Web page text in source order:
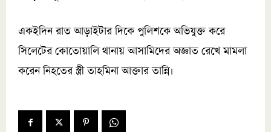
একইদিন রাত আড়াইটার দিকে পুলিশকে অভিযুক্ত করে
সিলেটের কোতোয়ালি থানায় আসামিদের অজ্ঞাত রেখে মামলা
করেন নিহতের স্ত্রী তাহমিনা আক্তার তান্নি।